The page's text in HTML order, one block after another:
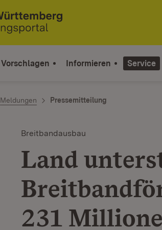
Vorschlagen Informieren Service
Meldungen Pressemitteilung
Breitbandausbau
Land
231